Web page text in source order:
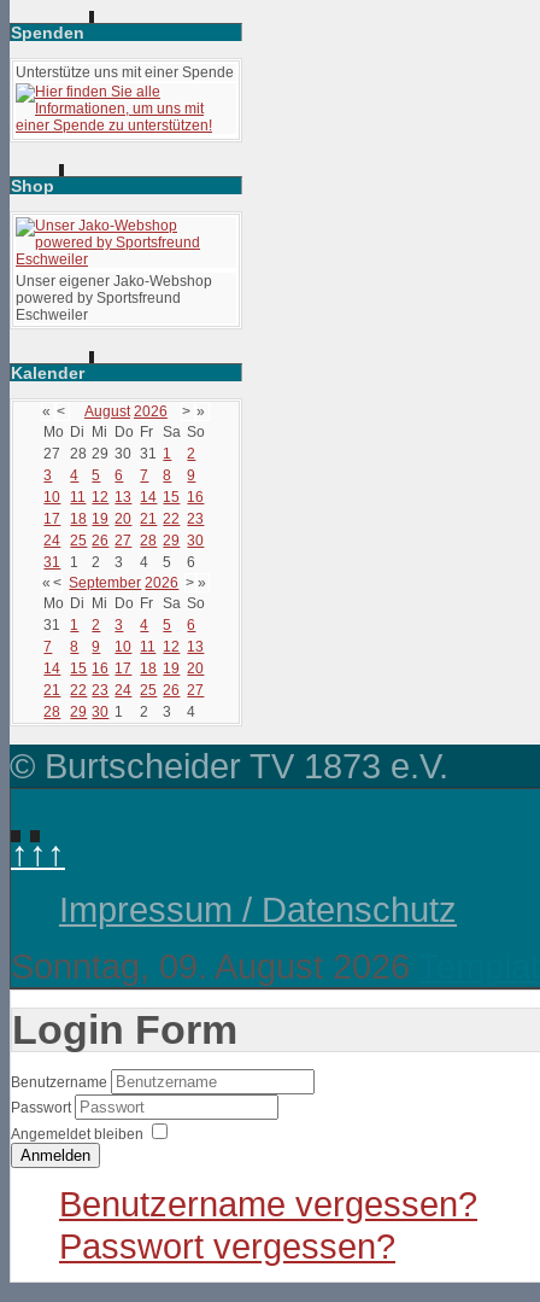
Spenden
Unterstütze uns mit einer Spende
Shop
Unser eigener Jako-Webshop
powered by Sportsfreund
Eschweiler
Kalender
« < August 2026 > »
Mo Di Mi Do Fr Sa So
27
28 29 30 31 1
2
3
4 5 6 7 8
9
10
11 12 13 14 15 16
17
18 19 20 21 22 23
24 25 26 27 28 29 30
31
1 2 3 4 5
6
« < September 2026 > »
Mo Di Mi Do Fr Sa So
31
1 2 3 4 5
6
7
8 9 10 11 12 13
14
15 16 17 18 19 20
21
22 23 24 25 26 27
28 29 30 1 2 3 4
© Burtscheider TV 1873 e.V.
↑↑↑
Impressum / Datenschutz
Sonntag, 09. August 2026
Login Form
Benutzername
Passwort
Angemeldet bleiben
Anmelden
Benutzername vergessen?
Passwort vergessen?